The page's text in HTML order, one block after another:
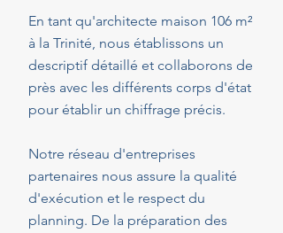
En tant qu'architecte maison 106 m²
à la Trinité, nous établissons un
descriptif détaillé et collaborons de
près avec les différents corps d'état
pour établir un chiffrage précis.
Notre réseau d'entreprises
partenaires nous assure la qualité
d'exécution et le respect du
planning. De la préparation des